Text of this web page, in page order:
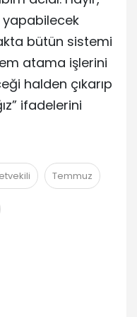
yapabilecek
bütün sistemi
atama işlerini
halden çıkarıp
ifadelerini
Temmuz